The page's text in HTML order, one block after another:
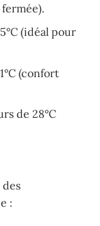
(idéal pour
(confort
de 28°C
: